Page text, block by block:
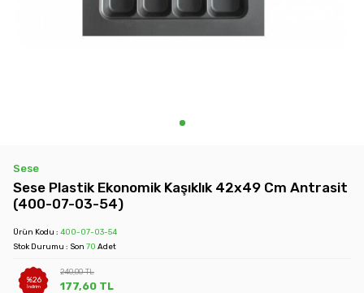
Sese
Sese Plastik Ekonomik Kaşıklık 42x49 Cm Antrasit
(400-07-03-54)
Ürün Kodu : 400-07-03-54
Stok Durumu : Son 70 Adet
%26
İndirim
240,00TL
177,60 TL